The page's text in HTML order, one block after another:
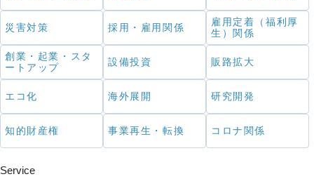
災害対策 採用・雇用関係
雇用定着（福利厚
生）関係
創業・起業・スタ
ートアップ
設備投資 販路拡大
エコ化 海外展開 研究開発
知的財産権 事業再生・転換 コロナ関係
Service